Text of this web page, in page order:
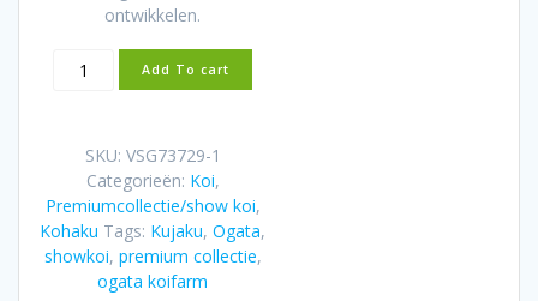
ontwikkelen.
Sakai
Breeders
Adult
Champion
Online
Koishow
aantal
Add To cart
SKU: VSG73729-1
Categorieën: Koi,
Premiumcollectie/show koi,
Kohaku Tags: Kujaku, Ogata,
showkoi, premium collectie,
ogata koifarm